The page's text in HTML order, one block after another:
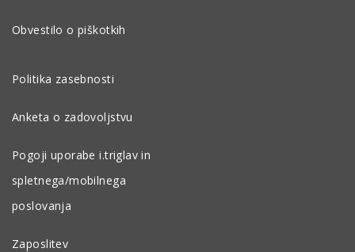
Obvestilo o piškotkih
Politika zasebnosti
Anketa o zadovoljstvu
Pogoji uporabe i.triglav in
spletnega/mobilnega
poslovanja
Zaposlitev